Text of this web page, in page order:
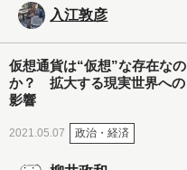
入江敦彦
仮想通貨は“仮想”な存在なの
か？ 拡大する現実世界への
影響
2021.05.07 政治・経済